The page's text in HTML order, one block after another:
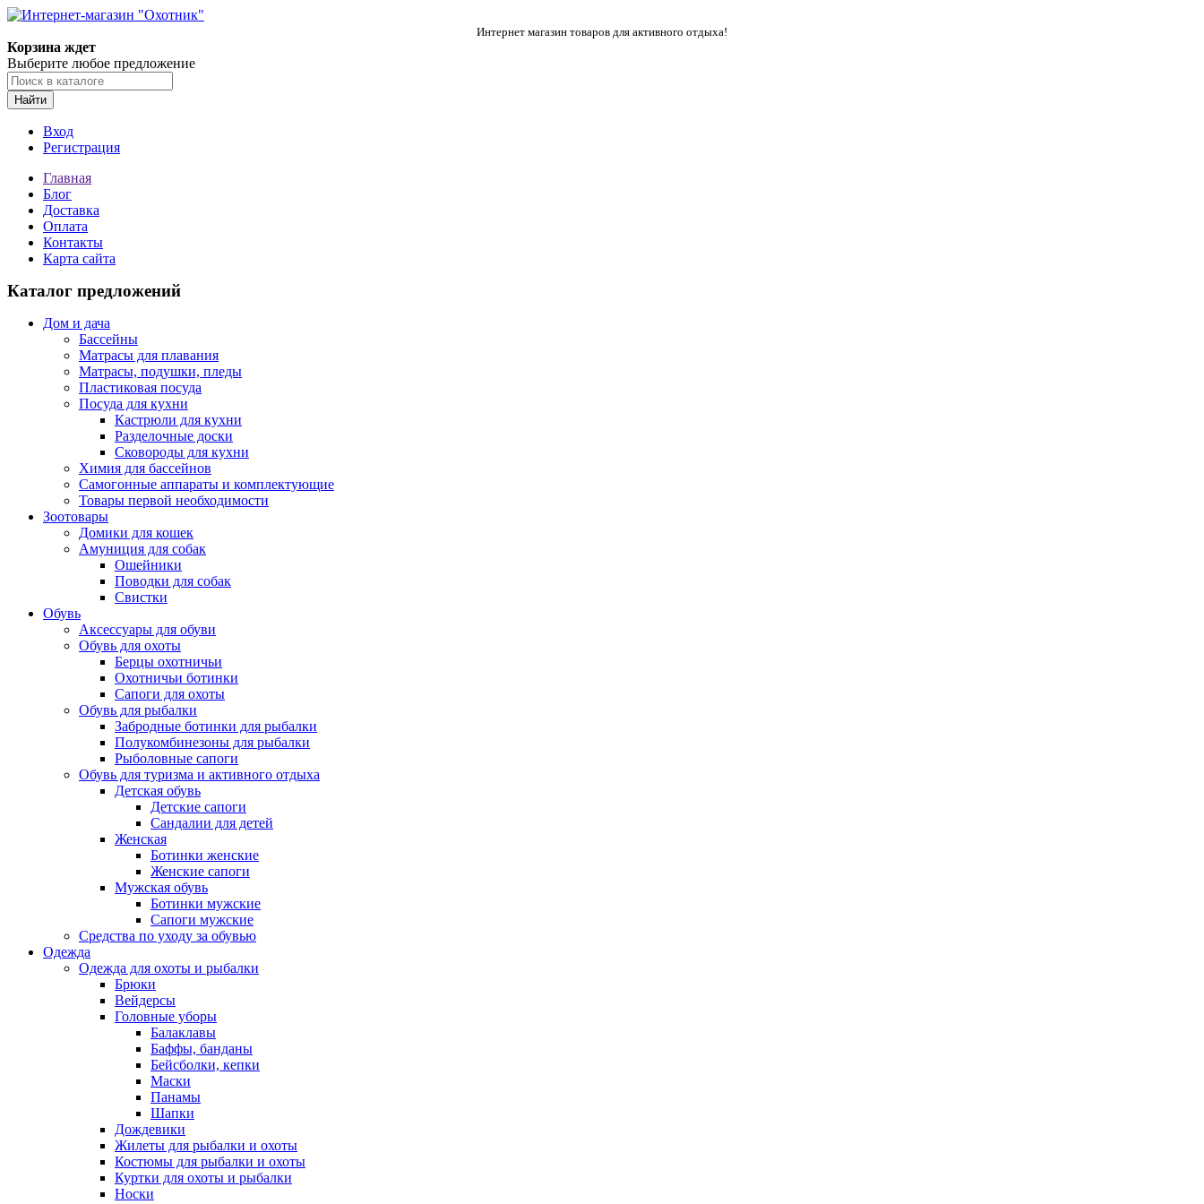
Интернет магазин товаров для активного отдыха!
Корзина ждет
Выберите любое предложение
Найти
Вход
Регистрация
Главная
Блог
Доставка
Оплата
Контакты
Карта сайта
Каталог предложений
Дом и дача
Бассейны
Матрасы для плавания
Матрасы, подушки, пледы
Пластиковая посуда
Посуда для кухни
Кастрюли для кухни
Разделочные доски
Сковороды для кухни
Химия для бассейнов
Самогонные аппараты и комплектующие
Товары первой необходимости
Зоотовары
Домики для кошек
Амуниция для собак
Ошейники
Поводки для собак
Свистки
Обувь
Аксессуары для обуви
Обувь для охоты
Берцы охотничьи
Охотничьи ботинки
Сапоги для охоты
Обувь для рыбалки
Забродные ботинки для рыбалки
Полукомбинезоны для рыбалки
Рыболовные сапоги
Обувь для туризма и активного отдыха
Детская обувь
Детские сапоги
Сандалии для детей
Женская
Ботинки женские
Женские сапоги
Мужская обувь
Ботинки мужские
Сапоги мужские
Средства по уходу за обувью
Одежда
Одежда для охоты и рыбалки
Брюки
Вейдерсы
Головные уборы
Балаклавы
Баффы, банданы
Бейсболки, кепки
Маски
Панамы
Шапки
Дождевики
Жилеты для рыбалки и охоты
Костюмы для рыбалки и охоты
Куртки для охоты и рыбалки
Носки